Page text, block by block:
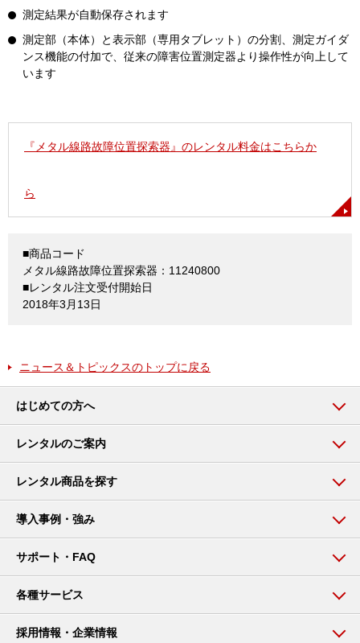
測定結果が自動保存されます
測定部（本体）と表示部（専用タブレット）の分割、測定ガイダ
ンス機能の付加で、従来の障害位置測定器より操作性が向上して
います
『メタル線路故障位置探索器』のレンタル料金はこちらか
ら
■商品コード
メタル線路故障位置探索器：11240800
■レンタル注文受付開始日
2018年3月13日
ニュース＆トピックスのトップに戻る
はじめての方へ
レンタルのご案内
レンタル商品を探す
導入事例・強み
サポート・FAQ
各種サービス
採用情報・企業情報